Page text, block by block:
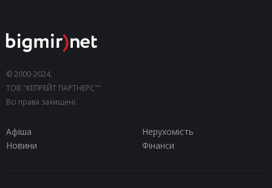
© 2000-2024,
ТОВ "КЕПРЕЙТ ПАРТНЕРС"".
Всі права захищені.
Афіша
Нерухомість
Новини
Фінанси